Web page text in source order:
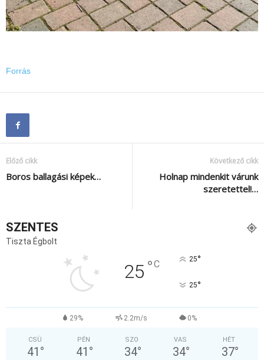
Forrás
Előző cikk
Boros ballagási képek…
Következő cikk
Holnap mindenkit várunk
szeretettel!…
SZENTES
Tiszta Égbolt
25 °C 25°
25°
29% 2.2m/s 0%
CSÜ
41 °
PÉN
41 °
SZO
34°
VAS
34°
HÉT
37°